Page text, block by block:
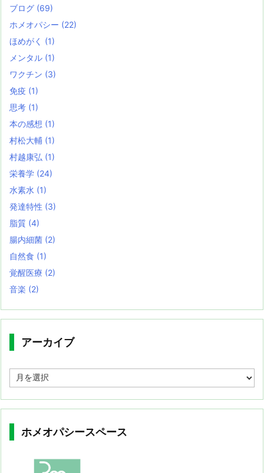
ブログ (69)
ホメオパシー (22)
ほめがく (1)
メンタル (1)
ワクチン (3)
免疫 (1)
思考 (1)
本の感想 (1)
村松大輔 (1)
村越康弘 (1)
栄養学 (24)
水素水 (1)
発達特性 (3)
脂質 (4)
腸内細菌 (2)
自然食 (1)
覚醒医療 (2)
音楽 (2)
アーカイブ
ー
カ
イ
ブ
ホメオパシースペース